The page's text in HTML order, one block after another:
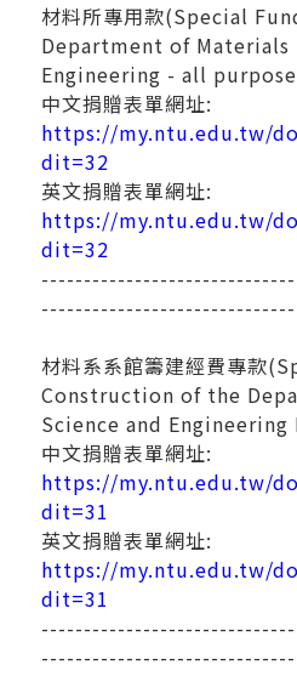
材料所專用款(Special
Department of Materials
Engineering - all
中文捐贈表單網址:
https://my.ntu.edu.tw/
dit=32
英文捐贈表單網址:
https://my.ntu.edu.tw/
dit=32
材料系系館籌建經費專款
Construction of the
Science and
中文捐贈表單網址:
https://my.ntu.edu.tw/
dit=31
英文捐贈表單網址:
https://my.ntu.edu.tw/
dit=31